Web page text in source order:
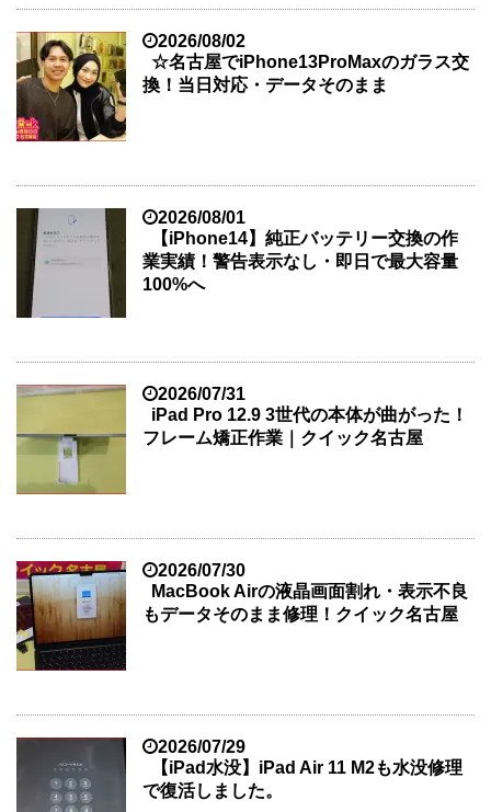
2026/08/02
☆名古屋でiPhone13ProMaxのガラス交
換！当日対応・データそのまま
2026/08/01
【iPhone14】純正バッテリー交換の作
業実績！警告表示なし・即日で最大容量
100%へ
2026/07/31
iPad Pro 12.9 3世代の本体が曲がった！
フレーム矯正作業｜クイック名古屋
2026/07/30
MacBook Airの液晶画面割れ・表示不良
もデータそのまま修理！クイック名古屋
2026/07/29
【iPad水没】iPad Air 11 M2も水没修理
で復活しました。